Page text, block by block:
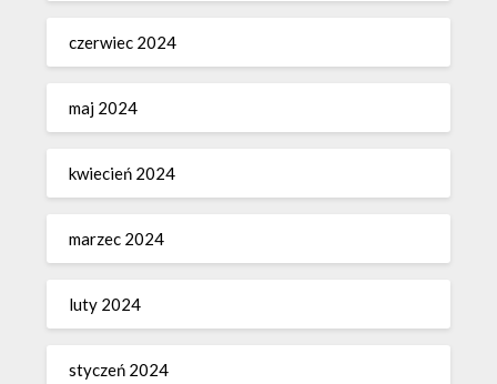
czerwiec 2024
maj 2024
kwiecień 2024
marzec 2024
luty 2024
styczeń 2024